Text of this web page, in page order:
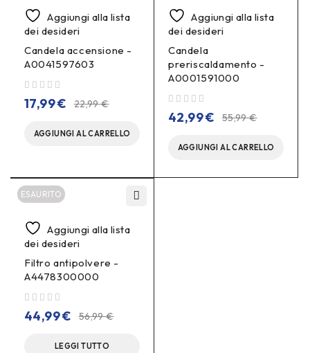
Aggiungi alla lista
dei desideri
Candela accensione -
A0041597603
22,99€
17,99€
AGGIUNGI AL CARRELLO
Aggiungi alla lista
dei desideri
Candela
preriscaldamento -
A0001591000
55,99€
42,99€
AGGIUNGI AL CARRELLO
ESAURITO
Aggiungi alla lista
dei desideri
Filtro antipolvere -
A4478300000
56,99€
44,99€
LEGGI TUTTO